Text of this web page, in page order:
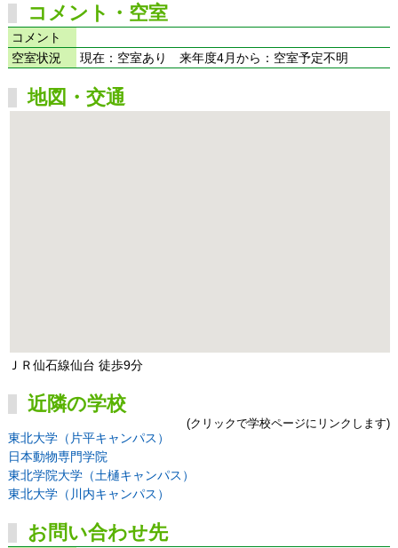
コメント・空室
コメント
空室状況
現在：空室あり 来年度4月から：空室予定不明
地図・交通
ＪＲ仙石線仙台 徒歩9分
近隣の学校
(クリックで学校ページにリンクします)
東北大学（片平キャンパス）
日本動物専門学院
東北学院大学（土樋キャンパス）
東北大学（川内キャンパス）
お問い合わせ先